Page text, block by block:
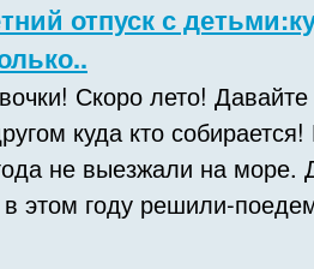
отпуск с
Скоро лето!
куда кто
не выезжали на море.
этом году решили-